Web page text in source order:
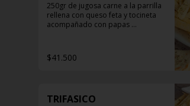
250gr de jugosa carne a la parrilla
rellena con queso feta y tocineta
acompañado con papas
$41.500
TRIFASICO